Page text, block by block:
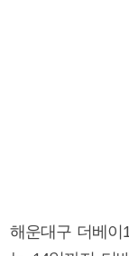
해운대구 더베이